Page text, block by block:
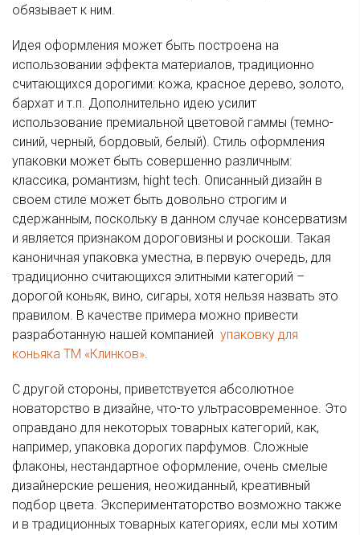
обязывает к ним.
Идея оформления может быть построена на
использовании эффекта материалов, традиционно
считающихся дорогими: кожа, красное дерево, золото,
бархат и т.п. Дополнительно идею усилит
использование премиальной цветовой гаммы (темно-
синий, черный, бордовый, белый). Стиль оформления
упаковки может быть совершенно различным:
классика, романтизм, hight tech. Описанный дизайн в
своем стиле может быть довольно строгим и
сдержанным, поскольку в данном случае консерватизм
и является признаком дороговизны и роскоши. Такая
каноничная упаковка уместна, в первую очередь, для
традиционно считающихся элитными категорий –
дорогой коньяк, вино, сигары, хотя нельзя назвать это
правилом. В качестве примера можно привести
разработанную нашей компанией упаковку для
коньяка ТМ «Клинков».
С другой стороны, приветствуется абсолютное
новаторство в дизайне, что-то ультрасовременное. Это
оправдано для некоторых товарных категорий, как,
например, упаковка дорогих парфумов. Сложные
флаконы, нестандартное оформление, очень смелые
дизайнерские решения, неожиданный, креативный
подбор цвета. Экспериментаторство возможно также
и в традиционных товарных категориях, если мы хотим